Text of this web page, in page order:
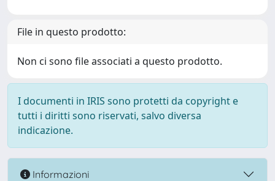
File in questo prodotto:
Non ci sono file associati a questo prodotto.
I documenti in IRIS sono protetti da copyright e
tutti i diritti sono riservati, salvo diversa
indicazione.
Informazioni